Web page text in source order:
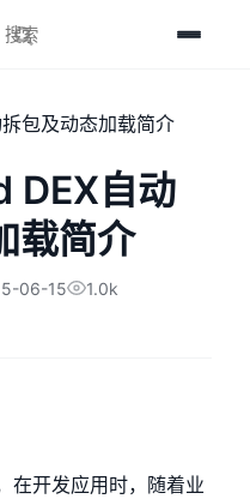
DEX自动
载简介
06-15 1.0k
在开发应用时，随着业